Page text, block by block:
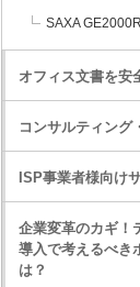
SAXA GE2000R
オフィス文書を安
コンサルティング
ISP事業者様向け
企業変革のカギ！
導入で考えるべき
は？